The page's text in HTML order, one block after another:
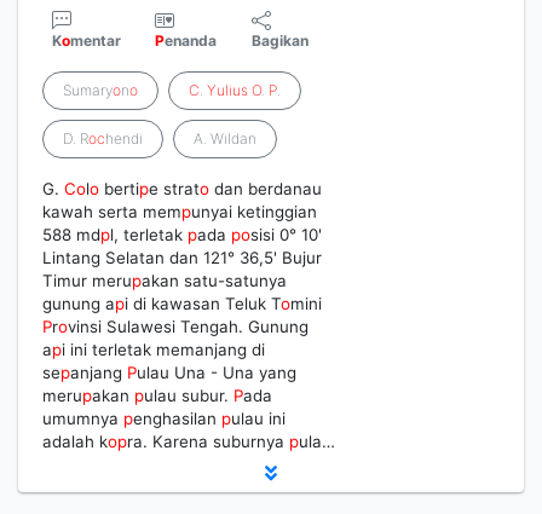
Komentar Penanda Bagikan
Sumaryono C. Yulius O. P.
D. Rochendi A. Wildan
G. Colo bertipe strato dan berdanau
kawah serta mempunyai ketinggian
588 mdpl, terletak pada posisi 0° 10'
Lintang Selatan dan 121° 36,5' Bujur
Timur merupakan satu-satunya
gunung api di kawasan Teluk Tomini
Provinsi Sulawesi Tengah. Gunung
api ini terletak memanjang di
sepanjang Pulau Una - Una yang
merupakan pulau subur. Pada
umumnya penghasilan pulau ini
adalah kopra. Karena suburnya pula…